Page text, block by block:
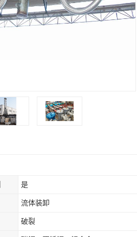
是
流体装卸
破裂